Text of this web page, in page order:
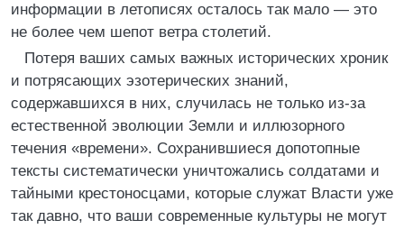
информации в летописях осталось так мало — это
не более чем шепот ветра столетий.
Потеря ваших самых важных исторических хроник
и потрясающих эзотерических знаний,
содержавшихся в них, случилась не только из-за
естественной эволюции Земли и иллюзорного
течения «времени». Сохранившиеся допотопные
тексты систематически уничтожались солдатами и
тайными крестоносцами, которые служат Власти уже
так давно, что ваши современные культуры не могут